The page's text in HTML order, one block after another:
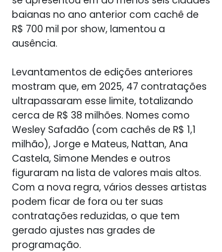
baianas no ano anterior com cachê de
R$ 700 mil por show, lamentou a
ausência.
Levantamentos de edições anteriores
mostram que, em 2025, 47 contratações
ultrapassaram esse limite, totalizando
cerca de R$ 38 milhões. Nomes como
Wesley Safadão (com cachês de R$ 1,1
milhão), Jorge e Mateus, Nattan, Ana
Castela, Simone Mendes e outros
figuraram na lista de valores mais altos.
Com a nova regra, vários desses artistas
podem ficar de fora ou ter suas
contratações reduzidas, o que tem
gerado ajustes nas grades de
programação.